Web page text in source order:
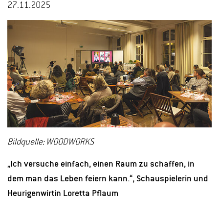
27.11.2025
Bildquelle: WOODWORKS
„Ich versuche einfach, einen Raum zu schaffen, in
dem man das Leben feiern kann.“, Schauspielerin und
Heurigenwirtin Loretta Pflaum